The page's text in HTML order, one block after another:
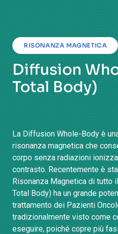
RISONANZA MAGNETICA
Diffusion
Total Body)
La Diffusion Whole-Body è
risonanza magnetica che
corpo senza radiazioni
contrasto. Recentemente è
Risonanza Magnetica di tutto
Total Body) ha un grande
trattamento dei Pazienti
tradizionalmente visto come
eseguire, poiché copre più